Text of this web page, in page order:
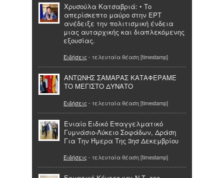
Χρυσούλα Κατσαβριά: • Το
απερίσκεπτο μαύρο στην ΕΡΤ
ανέδειξε την πολιτισμική ένδεια
μιας αυταρχικής και διαπλεκόμενης
εξουσίας.
Ειδήσεις - τελευταία θέαση [timestamp]
ΑΝΤΩΝΗΣ ΣΑΜΑΡΑΣ ΚΑΤΑΦΕΡΑΜΕ
ΤΟ ΜΕΓΙΣΤΟ ΔΥΝΑΤΟ
Ειδήσεις - τελευταία θέαση [timestamp]
Ενιαίο Ειδικό Επαγγελματικό
Γυμνάσιο-Λύκειο Σοφάδων, Δράση
Για Την Ήμερα Της 3ησ Δεκεμβρίου
Ειδήσεις - τελευταία θέαση [timestamp]